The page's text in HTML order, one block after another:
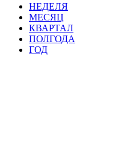
НЕДЕЛЯ
МЕСЯЦ
КВАРТАЛ
ПОЛГОДА
ГОД